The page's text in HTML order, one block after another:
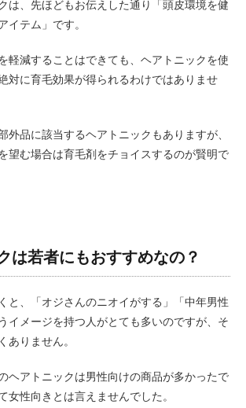
は、先ほどもお伝えした通り「頭皮環境を健
イテム」です。
軽減することはできても、ヘアトニックを使
対に育毛効果が得られるわけではありませ
外品に該当するヘアトニックもありますが、
望む場合は育毛剤をチョイスするのが賢明で
は若者にもおすすめなの？
と、「オジさんのニオイがする」「中年男性
イメージを持つ人がとても多いのですが、そ
ありません。
ヘアトニックは男性向けの商品が多かったで
女性向きとは言えませんでした。